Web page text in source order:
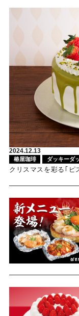
2024.12.13
椿屋珈琲 ダッキーダ
クリスマスを彩る｢ピ